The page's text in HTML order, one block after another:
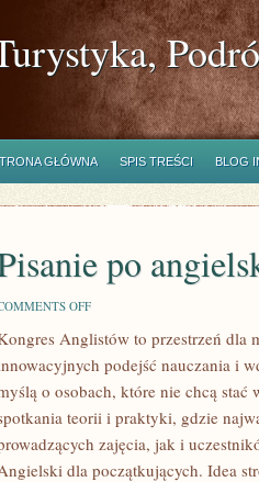
GŁÓWNA SPIS TREŚCI BLOG
po
OFFON
PO
Anglistów to przestrzeń dla
podejść nauczania i
o osobach, które nie chcą
teorii i praktyki, gdzie
zajęcia, jak i
dla początkujących. Idea